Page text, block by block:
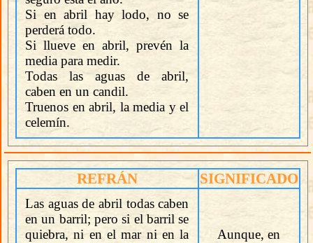
Si en abril hay lodo, no se
perderá todo.
Si llueve en abril, prevén la
media para medir.
Todas las aguas de abril,
caben en un candil.
Truenos en abril, la media y el
celemín.
REFRÁN SIGNIFICADO
Las aguas de abril todas caben
en un barril; pero si el barril se
quiebra, ni en el mar ni en la
Aunque, en